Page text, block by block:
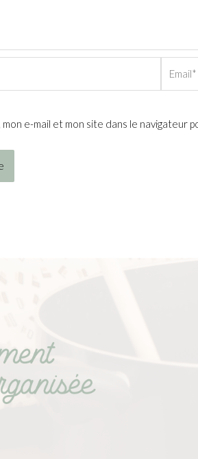
e-mail et mon site dans le navigateur